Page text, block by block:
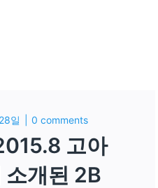
일 0 comments
고아
소개된 2B